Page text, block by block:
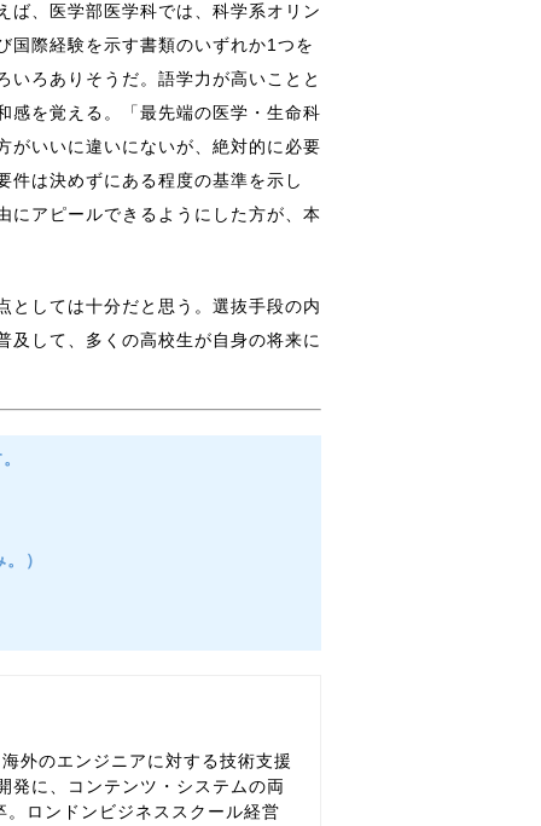
ば、医学部医学科では、科学系オリン
国際経験を示す書類のいずれか1つを
ろありそうだ。語学力が高いことと
感を覚える。「最先端の医学・生命科
がいいに違いにないが、絶対的に必要
件は決めずにある程度の基準を示し
にアピールできるようにした方が、本
としては十分だと思う。選抜手段の内
及して、多くの高校生が自身の将来に
）
外のエンジニアに対する技術支援
発に、コンテンツ・システムの両
ロンドンビジネススクール経営